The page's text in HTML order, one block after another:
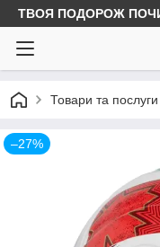
ТВОЯ ПОДОРОЖ
Товари та послуги
–27%